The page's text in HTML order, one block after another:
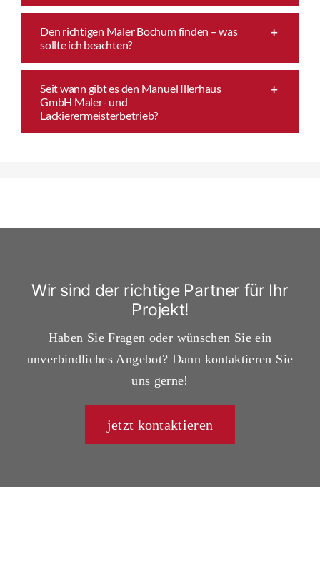
Den richtigen Maler Bochum finden – was
sollte ich beachten?
Seit wann gibt es den Manuel Illerhaus
GmbH Maler- und
Lackierermeisterbetrieb?
Wir sind der richtige Partner für Ihr
Projekt!
Haben Sie Fragen oder wünschen Sie ein
unverbindliches Angebot? Dann kontaktieren Sie
uns gerne!
jetzt kontaktieren